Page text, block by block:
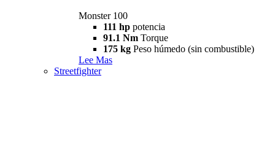
Monster 100
111 hp potencia
91.1 Nm Torque
175 kg Peso húmedo (sin combustible)
Lee Mas
Streetfighter